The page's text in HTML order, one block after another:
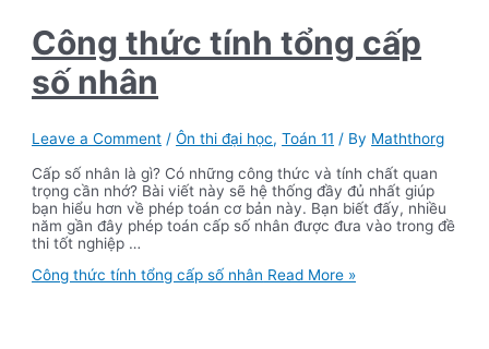
Công thức tính tổng cấp
số nhân
Leave a Comment /Ôn thi đại học,Toán 11 / By Maththorg
Cấp số nhân là gì? Có những công thức và tính chất quan
trọng cần nhớ? Bài viết này sẽ hệ thống đầy đủ nhất giúp
bạn hiểu hơn về phép toán cơ bản này. Bạn biết đấy, nhiều
năm gần đây phép toán cấp số nhân được đưa vào trong đề
thi tốt nghiệp …
Công thức tính tổng cấp số nhân Read More »